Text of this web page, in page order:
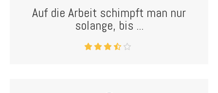
Auf die Arbeit schimpft man nur
solange, bis ...